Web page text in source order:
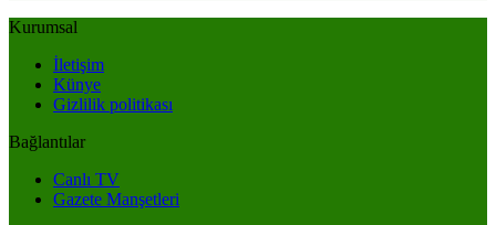
Kurumsal
İletişim
Künye
Gizlilik politikası
Bağlantılar
Canlı TV
Gazete Manşetleri